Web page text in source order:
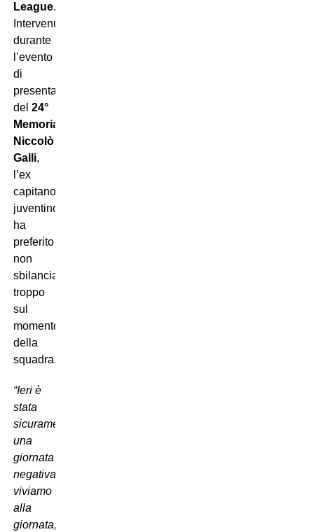
League.
Intervenuto
durante
l’evento
di
presentazione
del 24°
Memorial
Niccolò
Galli,
l’ex
capitano
juventino
ha
preferito
non
sbilanciarsi
troppo
sul
momento
della
squadra.
“Ieri è
stata
sicuramente
una
giornata
negativa,
viviamo
alla
giornata,